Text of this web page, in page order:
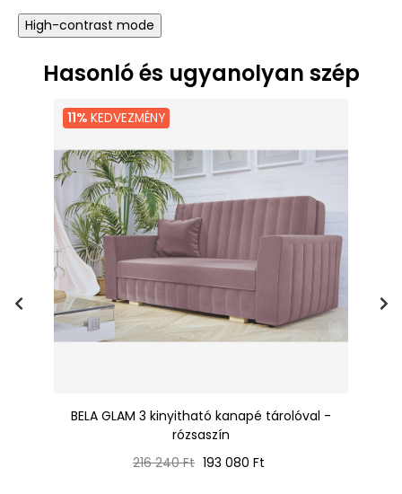
High-contrast mode
Hasonló és ugyanolyan szép
11% KEDVEZMÉNY
BELA GLAM 3 kinyitható kanapé tárolóval -
rózsaszín
Normál
216 240 Ft Ár
193 080 Ft